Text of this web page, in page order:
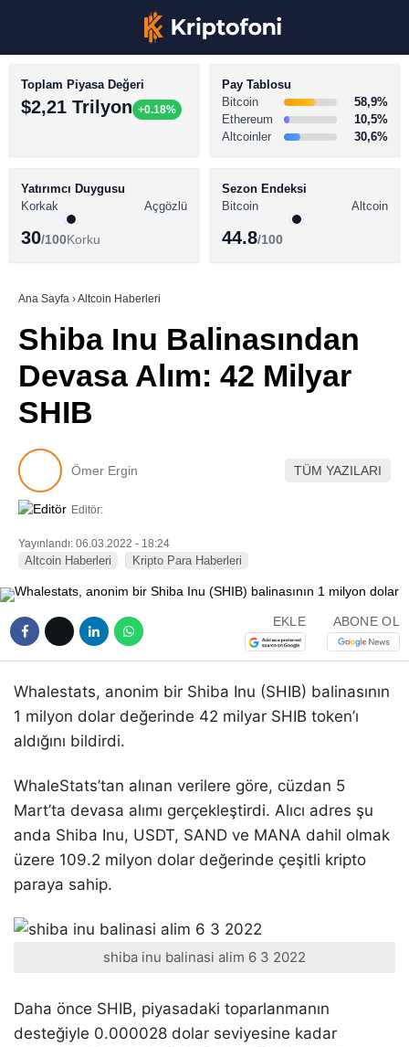
Youtube
TikTok
BİTCOİN HABERLERİ
ALTCOİN HABERLERİ
SÖZLÜK
Toplam Piyasa Değeri
$2,21 Trilyon +0.18%
Pay Tablosu
Bitcoin
58,9%
Ethereum
10,5%
Altcoinler
30,6%
Yatırımcı Duygusu
Korkak
Açgözlü
30/100Korku
Sezon Endeksi
Bitcoin
Altcoin
44.8/100
Ana Sayfa ›Altcoin Haberleri
Shiba Inu Balinasından
Devasa Alım: 42 Milyar
SHIB
Ömer Ergin TÜM YAZILARI
Editör:
Yayınlandı: 06.03.2022 - 18:24
Altcoin Haberleri Kripto Para Haberleri
EKLE ABONE OL
Whalestats, anonim bir Shiba Inu (SHIB) balinasının
1 milyon dolar değerinde 42 milyar SHIB token’ı
aldığını bildirdi.
WhaleStats’tan alınan verilere göre, cüzdan 5
Mart’ta devasa alımı gerçekleştirdi. Alıcı adres şu
anda Shiba Inu, USDT, SAND ve MANA dahil olmak
üzere 109.2 milyon dolar değerinde çeşitli kripto
paraya sahip.
shiba inu balinasi alim 6 3 2022
Daha önce SHIB, piyasadaki toparlanmanın
desteğiyle 0.000028 dolar seviyesine kadar